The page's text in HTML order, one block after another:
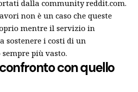
dalla communityreddit.com.
non è un caso che queste
mentre il servizio in
sostenere i costi di un
più vasto.
con quello